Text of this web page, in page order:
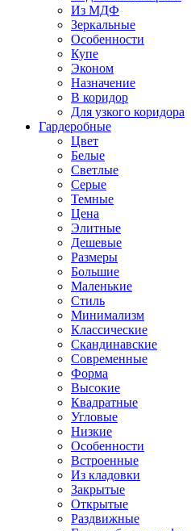
Из МДФ
Зеркальные
Особенности
Купе
Эконом
Назначение
В коридор
Для узкого коридора
Гардеробные
Цвет
Белые
Светлые
Серые
Темные
Цена
Элитные
Дешевые
Размеры
Большие
Маленькие
Стиль
Минимализм
Классические
Скандинавские
Современные
Форма
Высокие
Квадратные
Угловые
Низкие
Особенности
Встроенные
Из кладовки
Закрытые
Открытые
Раздвижные